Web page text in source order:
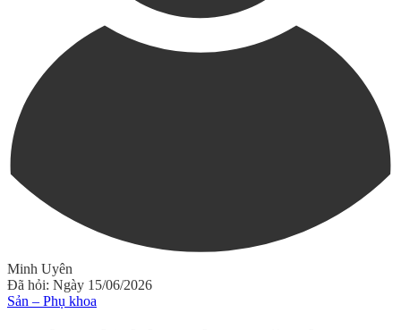
Minh Uyên
Đã hỏi: Ngày 15/06/2026
Sản – Phụ khoa